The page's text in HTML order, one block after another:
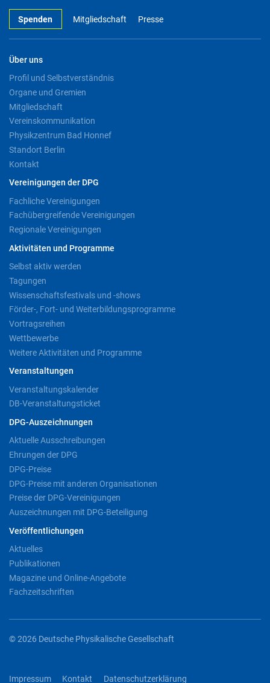
Spenden Mitgliedschaft Presse
Über uns
Profil und Selbstverständnis
Organe und Gremien
Mitgliedschaft
Vereinskommunikation
Physikzentrum Bad Honnef
Standort Berlin
Kontakt
Vereinigungen der DPG
Fachliche Vereinigungen
Fachübergreifende Vereinigungen
Regionale Vereinigungen
Aktivitäten und Programme
Selbst aktiv werden
Tagungen
Wissenschaftsfestivals und -shows
Förder-, Fort- und Weiterbildungsprogramme
Vortragsreihen
Wettbewerbe
Weitere Aktivitäten und Programme
Veranstaltungen
Veranstaltungskalender
DB-Veranstaltungsticket
DPG-Auszeichnungen
Aktuelle Ausschreibungen
Ehrungen der DPG
DPG-Preise
DPG-Preise mit anderen Organisationen
Preise der DPG-Vereinigungen
Auszeichnungen mit DPG-Beteiligung
Veröffentlichungen
Aktuelles
Publikationen
Magazine und Online-Angebote
Fachzeitschriften
© 2026 Deutsche Physikalische Gesellschaft
Impressum Kontakt Datenschutzerklärung